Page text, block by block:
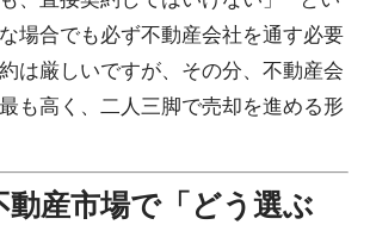
場合でも必ず不動産会社を通す必要
は厳しいですが、その分、不動産会
も高く、二人三脚で売却を進める形
動産市場で「どう選ぶ